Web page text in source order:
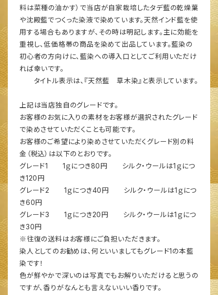
料は菜種の油かす）で当店が自家栽培したタデ藍の乾燥葉
や沈殿藍でつくった染液で染めています。天然インド藍を使
用する場合もありますが、その時は明記します。主に効能を
重視し、低価格帯の商品を染めて出品しています。藍染の
初心者の方向けに、藍染への導入口としてご利用いただけ
れば幸いです。
タイトル表示は、『天然藍 草木染』と表示しています。
上記は当店独自のグレードです。
お客様のお気に入りの素材をお客様が選択されたグレード
で染めさせていただくことも可能です。
お客様のご希望により染めさせていただくグレード別の料
金（税込）は以下のとおりです。
グレード1 1ｇにつき80円 シルク・ウールは1ｇにつ
き120円
グレード2 1ｇにつき40円 シルク・ウールは1ｇにつ
き60円
グレード3 1ｇにつき20円 シルク・ウールは1ｇにつ
き30円
※往復の送料はお客様にご負担いただきます。
染人としてのお勧めは、何といいましてもグレード1の本藍
染です！
色が鮮やかで深いのは写真でもお解りいただけると思うの
ですが、香りがなんとも言えないいい香りです。